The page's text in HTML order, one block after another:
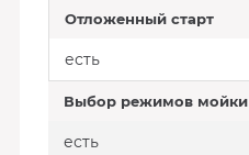
Отложенный старт
есть
Выбор режимов мойки
есть